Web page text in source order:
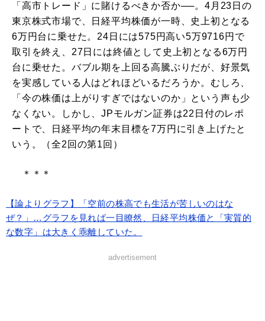
「高市トレード」に賭けるべきか否か──。4月23日の
東京株式市場で、日経平均株価が一時、史上初となる
6万円台に乗せた。24日には575円高い5万9716円で
取引を終え、27日には終値として史上初となる6万円
台に乗せた。バブル期を上回る高騰ぶりだが、好景気
を実感している人はどれほどいるだろうか。むしろ、
「今の株価は上がりすぎではないのか」という声も少
なくない。しかし、JPモルガン証券は22日付のレポ
ートで、日経平均の年末目標を7万円に引き上げたと
いう。（全2回の第1回）
＊＊＊
【論よりグラフ】「空前の株高でも生活が苦しいのはな
ぜ？」…グラフを見れば一目瞭然、日経平均株価と「実質的
な数字」は大きく乖離していた。
advertisement